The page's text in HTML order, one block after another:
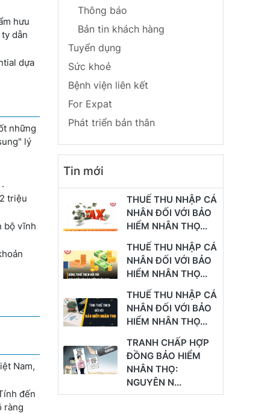
hưu
dẫn
dựa
những
lý
triệu
bộ vĩnh
Nam,
đến
ràng
Thông báo
Bản tin khách hàng
Tuyển dụng
Sức khoẻ
Bệnh viện liên kết
For Expat
Phát triển bản thân
Tin mới
THUẾ THU NHẬP CÁ
NHÂN ĐỐI VỚI BẢO
HIỂM NHÂN THỌ...
THUẾ THU NHẬP CÁ
NHÂN ĐỐI VỚI BẢO
HIỂM NHÂN THỌ...
THUẾ THU NHẬP CÁ
NHÂN ĐỐI VỚI BẢO
HIỂM NHÂN THỌ...
TRANH CHẤP HỢP
ĐỒNG BẢO HIỂM
NHÂN THỌ:
NGUYÊN N...